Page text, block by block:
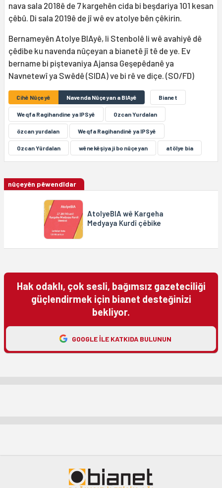
nava sala 2018ê de 7 kargehên cida bi beşdariya 101 kesan
çêbû. Di sala 2019ê de jî wê ev atolye bên çêkirin.
Bernameyên Atolye BIAyê, li Stenbolê li wê avahiyê dê
çêdibe ku navenda nûçeyan a bianetê jî tê de ye. Ev
bername bi piştevaniya Ajansa Geşepêdanê ya
Navnetewî ya Swêdê (SIDA) ve bi rê ve diçe. (SO/FD)
Cihê Nûçeyê Navenda Nûçeyan a BIAyê Bianet
Weqfa Ragihandine ya IPSyê Ozcan Yurdalan
özcan yurdalan Weqfa Ragihandinê ya IPSyê
Ozcan Yûrdalan wênekêşiya ji bo nûçeyan atölye bia
nûçeyên pêwendîdar
AtolyeBIA wê Kargeha
Medyaya Kurdî çêbike
Hak odaklı, çok sesli, bağımsız gazeteciliği
güçlendirmek için bianet desteğinizi
bekliyor.
GOOGLE ILE KATKIDA BULUNUN